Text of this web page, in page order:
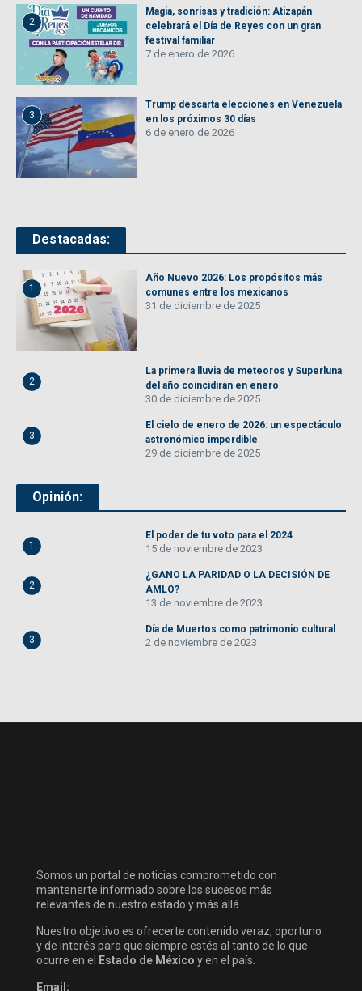
2
Magia, sonrisas y tradición: Atizapán
celebrará el Día de Reyes con un gran
festival familiar
7 de enero de 2026
3
Trump descarta elecciones en Venezuela
en los próximos 30 días
6 de enero de 2026
Destacadas:
1
Año Nuevo 2026: Los propósitos más
comunes entre los mexicanos
31 de diciembre de 2025
2
La primera lluvia de meteoros y Superluna
del año coincidirán en enero
30 de diciembre de 2025
3
El cielo de enero de 2026: un espectáculo
astronómico imperdible
29 de diciembre de 2025
Opinión:
1
El poder de tu voto para el 2024
15 de noviembre de 2023
2
¿GANO LA PARIDAD O LA DECISIÓN DE
AMLO?
13 de noviembre de 2023
3
Día de Muertos como patrimonio cultural
2 de noviembre de 2023
Somos un portal de noticias comprometido con
mantenerte informado sobre los sucesos más
relevantes de nuestro estado y más allá.
Nuestro objetivo es ofrecerte contenido veraz, oportuno
y de interés para que siempre estés al tanto de lo que
ocurre en el
Estado de México y en el país.
Email: